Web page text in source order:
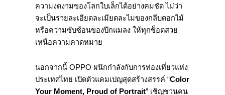
ความงดงามของโลกใบเล็กได้อย่างคมชัด ไม่ว่า
จะเป็นรายละเอียดละเมียดละไมของกลีบดอกไม้
หรือความซับซ้อนของปีกแมลง ให้ทุกช็อตสวย
เหนือความคาดหมาย
นอกจากนี้ OPPO ผนึกกำลังกับการท่องเที่ยวแห่ง
ประเทศไทย เปิดตัวแคมเปญสุดสร้างสรรค์ “Color
Your Moment, Proud of Portrait” เชิญชวนคน